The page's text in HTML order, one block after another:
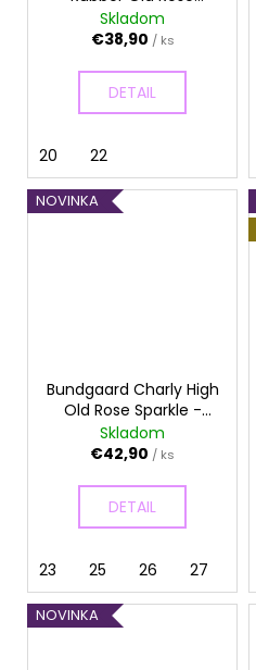
Sparkle - Gumáky
Skladom
€38,90 / ks
DETAIL
20 22
NOVINKA
Bundgaard Charly High
Old Rose Sparkle -
Gumáky
Skladom
€42,90 / ks
DETAIL
23 25 26 27
NOVINKA